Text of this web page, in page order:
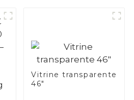
Vitrine transparente
46"